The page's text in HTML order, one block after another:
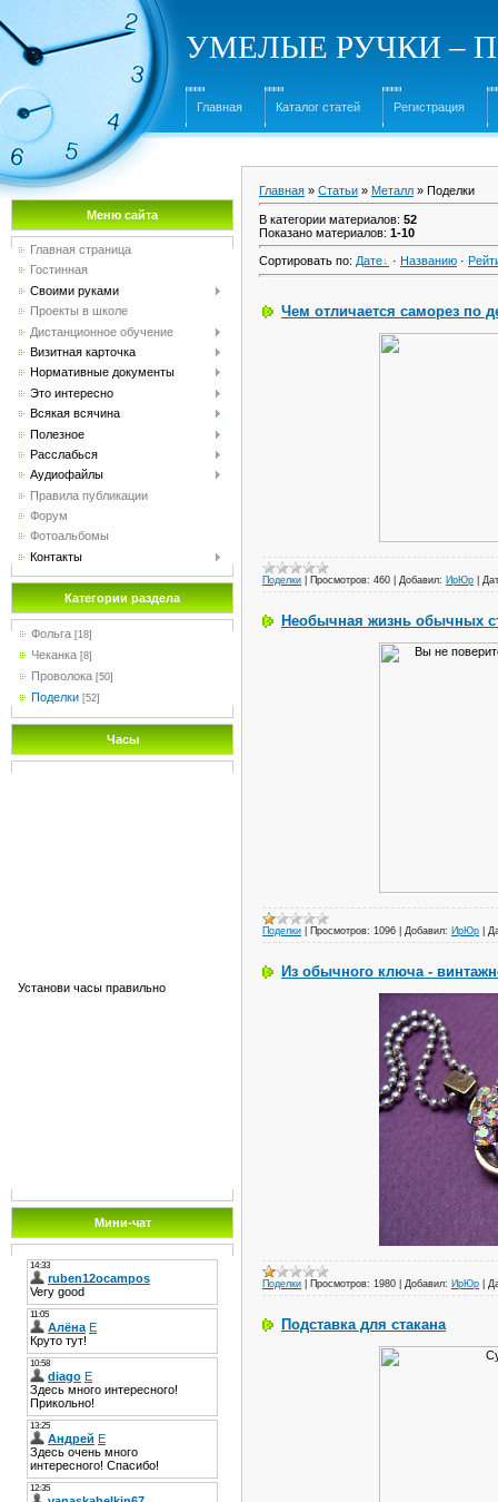
УМЕЛЫЕ РУЧКИ –
Главная Каталог статей Регистрация
Меню сайта
Главная страница
Гостинная
Своими руками
Проекты в школе
Дистанционное обучение
Визитная карточка
Нормативные документы
Это интересно
Всякая всячина
Полезное
Расслабься
Аудиофайлы
Правила публикации
Форум
Фотоальбомы
Контакты
Категории раздела
Фольга [18]
Чеканка [8]
Проволока [50]
Поделки [52]
Часы
Установи часы правильно
Мини-чат
Главная » Статьи » Металл » Поделки
В категории материалов: 52
Показано материалов: 1-10
Сортировать по: Дате · Названию ·
Чем отличается саморез по
Поделки Просмотров: 460 Добавил: ИрЮр
Необычная жизнь обычных
Поделки Просмотров: 1096 Добавил: ИрЮр
Из обычного ключа -
Поделки Просмотров: 1980 Добавил: ИрЮр
Подставка для стакана